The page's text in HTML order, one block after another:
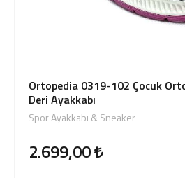
Ortopedia 0319-102 Çocuk
Deri Ayakkabı
Spor Ayakkabı & Sneaker
2.699,00